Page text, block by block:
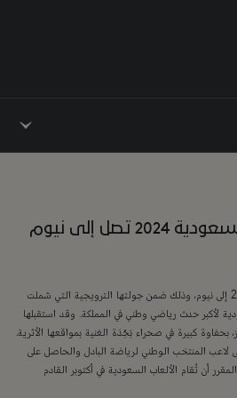
تصل إلى نيوم
وصلت شعلة الألعاب السعودية 2024 إلى نيوم، وذلك ضمن جولتها الترويجية التي شملت
لأكبر حدث رياضي وطني في المملكة. وقد استقبلها
بحفاوة كبيرة في صحراء بَجْدَة الغنية بمواقعها الأثرية.
المنتخب الوطني لرياضة البادل والحاصل على
أن تُقام الألعاب السعودية في أكتوبر القادم